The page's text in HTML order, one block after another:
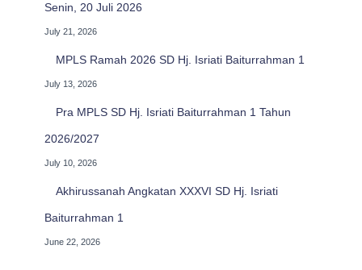
Senin, 20 Juli 2026
July 21, 2026
MPLS Ramah 2026 SD Hj. Isriati Baiturrahman 1
July 13, 2026
Pra MPLS SD Hj. Isriati Baiturrahman 1 Tahun
2026/2027
July 10, 2026
Akhirussanah Angkatan XXXVI SD Hj. Isriati
Baiturrahman 1
June 22, 2026